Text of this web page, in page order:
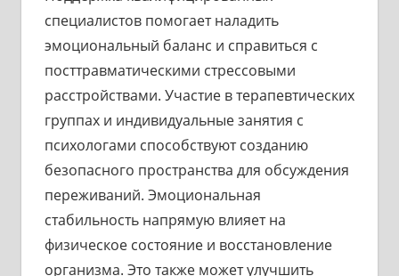
специалистов помогает наладить
эмоциональный баланс и справиться с
посттравматическими стрессовыми
расстройствами. Участие в терапевтических
группах и индивидуальные занятия с
психологами способствуют созданию
безопасного пространства для обсуждения
переживаний. Эмоциональная
стабильность напрямую влияет на
физическое состояние и восстановление
организма. Это также может улучшить